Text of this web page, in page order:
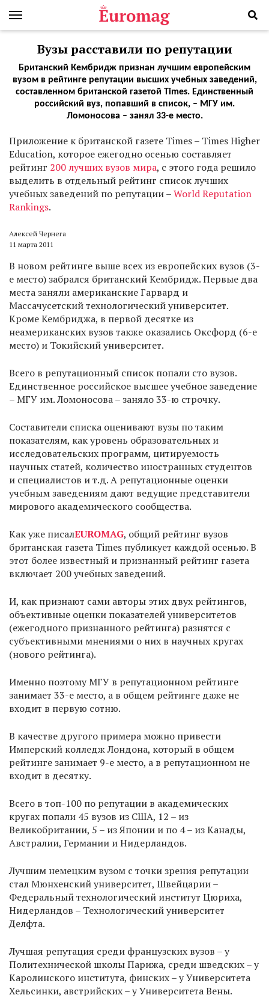
Вузы расставили по репутации
Британский Кембридж признан лучшим европейским
вузом в рейтинге репутации высших учебных заведений,
составленном британской газетой Times. Единственный
российский вуз, попавший в список, – МГУ им.
Ломоносова – занял 33-е место.
Приложение к британской газете Times – Times Higher
Education, которое ежегодно осенью составляет
рейтинг 200 лучших вузов мира, с этого года решило
выделить в отдельный рейтинг список лучших
учебных заведений по репутации –World Reputation
Rankings.
Алексей Чернега
11 марта 2011
В новом рейтинге выше всех из европейских вузов (3-
е место) забрался британский Кембридж. Первые два
места заняли американские Гарвард и
Массачусетский технологический университет.
Кроме Кембриджа, в первой десятке из
неамериканских вузов также оказались Оксфорд (6-е
место) и Токийский университет.
Всего в репутационный список попали сто вузов.
Единственное российское высшее учебное заведение
– МГУ им. Ломоносова – заняло 33-ю строчку.
Составители списка оценивают вузы по таким
показателям, как уровень образовательных и
исследовательских программ, цитируемость
научных статей, количество иностранных студентов
и специалистов и т.д. А репутационные оценки
учебным заведениям дают ведущие представители
мирового академического сообщества.
Как уже писалEUROMAG, общий рейтинг вузов
британская газета Times публикует каждой осенью. В
этот более известный и признанный рейтинг газета
включает 200 учебных заведений.
И, как признают сами авторы этих двух рейтингов,
объективные оценки показателей университетов
(ежегодного признанного рейтинга) разнятся с
субъективными мнениями о них в научных кругах
(нового рейтинга).
Именно поэтому МГУ в репутационном рейтинге
занимает 33-е место, а в общем рейтинге даже не
входит в первую сотню.
В качестве другого примера можно привести
Имперский колледж Лондона, который в общем
рейтинге занимает 9-е место, а в репутационном не
входит в десятку.
Всего в топ-100 по репутации в академических
кругах попали 45 вузов из США, 12 – из
Великобритании, 5 – из Японии и по 4 – из Канады,
Австралии, Германии и Нидерландов.
Лучшим немецким вузом с точки зрения репутации
стал Мюнхенский университет, Швейцарии –
Федеральный технологический институт Цюриха,
Нидерландов – Технологический университет
Делфта.
Лучшая репутация среди французских вузов – у
Политехнической школы Парижа, среди шведских – у
Каролинского института, финских – у Университета
Хельсинки, австрийских – у Университета Вены.